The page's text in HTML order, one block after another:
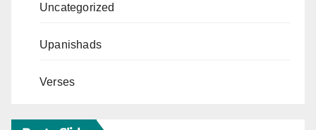
Uncategorized
Upanishads
Verses